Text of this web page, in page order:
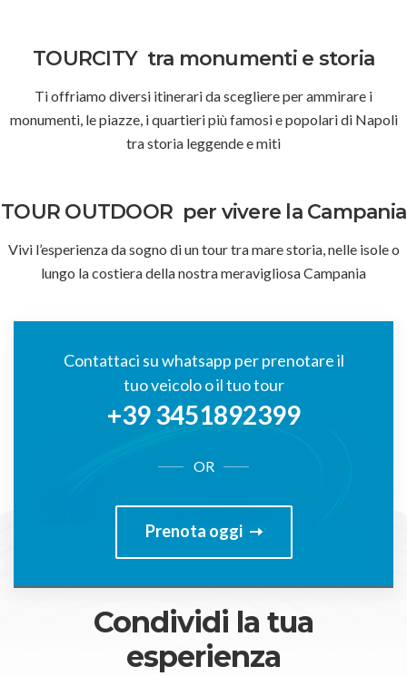
TOURCITY tra monumenti e storia
Ti offriamo diversi itinerari da scegliere per ammirare i
monumenti, le piazze, i quartieri più famosi e popolari di Napoli
tra storia leggende e miti
TOUR OUTDOOR per vivere la Campania
Vivi l’esperienza da sogno di un tour tra mare storia, nelle isole o
lungo la costiera della nostra meravigliosa Campania
Contattaci su whatsapp per prenotare il
tuo veicolo o il tuo tour
+39 3451892399
OR
Prenota oggi
Condividi la tua
esperienza